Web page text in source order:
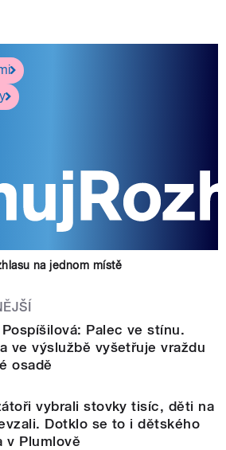
na jednom místě
Palec ve stínu.
ve výslužbě vyšetřuje vraždu
osadě
vybrali stovky tisíc, děti na
Dotklo se to i dětského
v Plumlově